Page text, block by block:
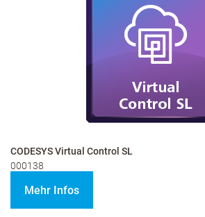
CODESYS Virtual Control SL
000138
Mehr Infos